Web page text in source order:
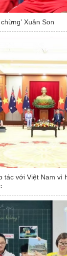
Xuân Son
tác với Việt Nam vì